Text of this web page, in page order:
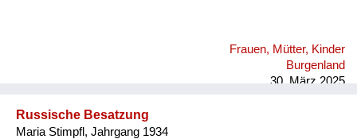
Frauen, Mütter, Kinder
Burgenland
30. März 2025
Russische Besatzung
Maria Stimpfl, Jahrgang 1934